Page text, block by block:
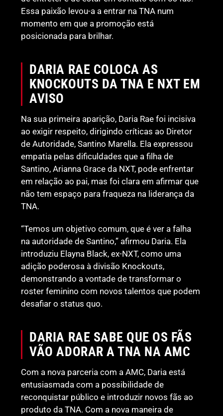
Essa paixão levou-a a entrar na TNA num
momento em que a promoção está
posicionada para brilhar.
DARIA RAE COLOCA AS
KNOCKOUTS DA TNA E NXT EM
AVISO
Na sua primeira aparição, Daria Rae foi incisiva
ao exigir respeito, dirigindo críticas ao Diretor
de Autoridade, Santino Marella. Ela expressou
empatia pelas dificuldades que a filha de
Santino, Arianna Grace da NXT, pode enfrentar
em relação ao pai, mas foi clara em afirmar que
não tem espaço para fraqueza na liderança da
TNA.
“Temos um objetivo comum, que é ver a falha
na autoridade de Santino,” afirmou Daria. Ela
introduziu Elayna Black, ex-NXT, como uma
adição poderosa à divisão Knockouts,
demonstrando a vontade de transformar o
roster feminino com novos talentos que podem
desafiar o status quo.
DARIA RAE SABE QUE OS FÃS
VÃO ADORAR A TNA NA AMC
Com a nova parceria com a AMC, Daria está
entusiasmada com a possibilidade de
reconquistar público e introduzir novos fãs ao
produto da TNA. Com a nova maneira de